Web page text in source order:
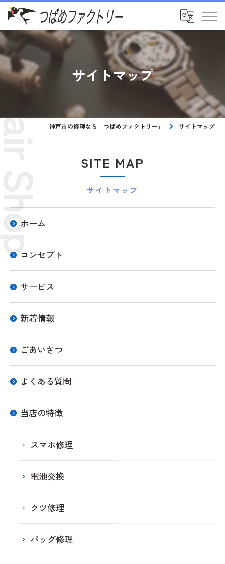
サイトマップ
神戸市の修理なら「つばめファクトリー」 サイトマップ
サイトマップ
SITE MAP
ホーム
コンセプト
サービス
新着情報
ごあいさつ
よくある質問
当店の特徴
スマホ修理
電池交換
クツ修理
バッグ修理